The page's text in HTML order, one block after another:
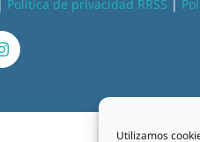
Utilizamos
| Política de privacidad RRSS |
Instagram